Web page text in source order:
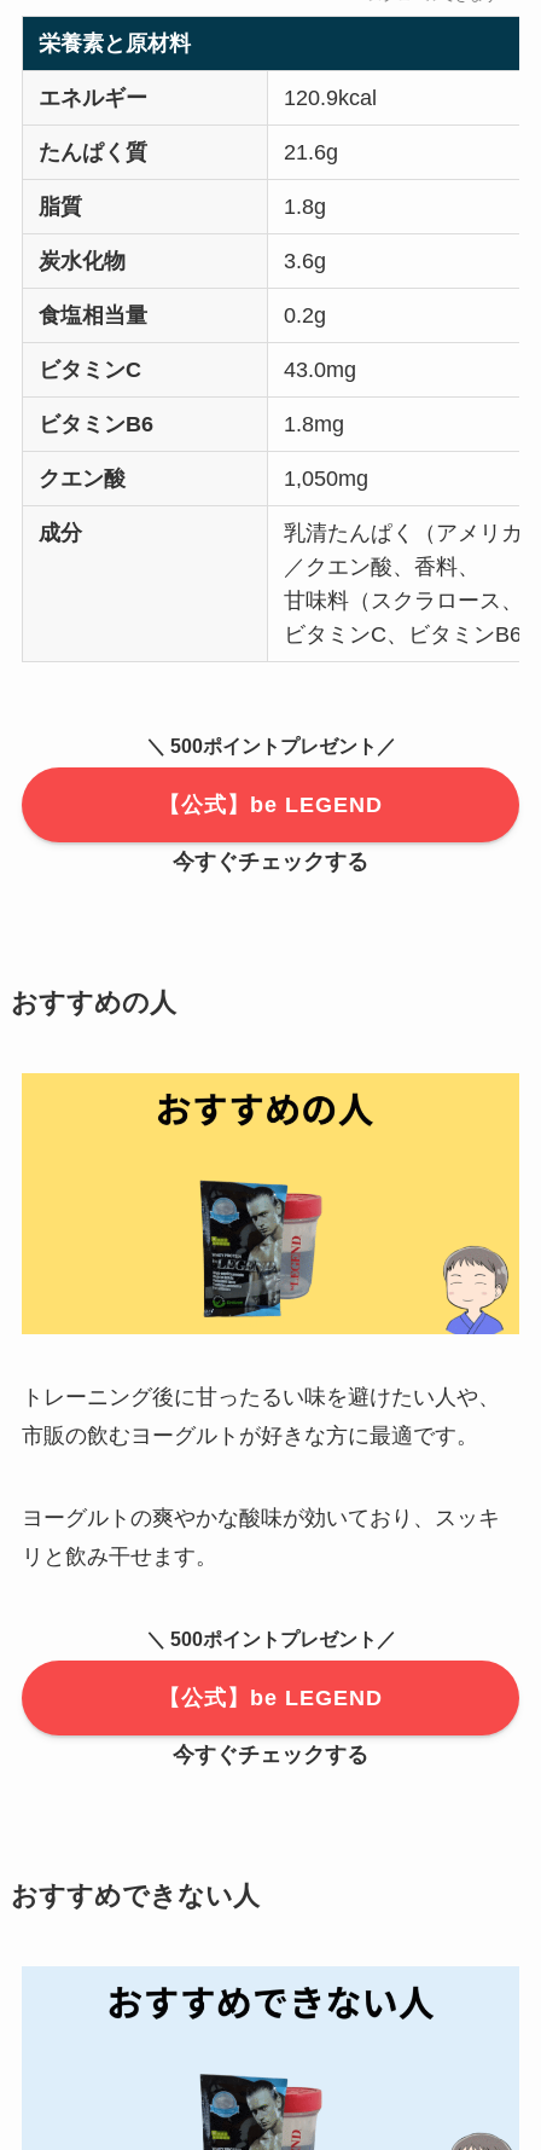
栄養素と原材料
エネルギー 120.9kcal
たんぱく質 21.6g
脂質 1.8g
炭水化物 3.6g
食塩相当量 0.2g
ビタミンC 43.0mg
ビタミンB6 1.8mg
クエン酸 1,050mg
成分
乳清たんぱく（アメリカ
／クエン酸、香料、
甘味料（スクラロース、
ビタミンC、ビタミンB6
＼ 500ポイントプレゼント／
【公式】be LEGEND
今すぐチェックする
おすすめの人
トレーニング後に甘ったるい味を避けたい人や、
市販の飲むヨーグルトが好きな方に最適です。
ヨーグルトの爽やかな酸味が効いており、スッキ
リと飲み干せます。
＼ 500ポイントプレゼント／
【公式】be LEGEND
今すぐチェックする
おすすめできない人